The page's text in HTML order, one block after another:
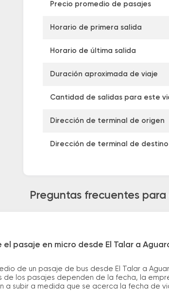
Precio promedio de pasajes
Horario de primera salida
Horario de última salida
Duración aproximada de viaje
Cantidad de salidas para este
Dirección de terminal de origen
Dirección de terminal de destino
Preguntas frecuentes
el pasaje en micro desde El Talar a
de un pasaje de bus desde El Talar a
de los pasajes dependen de la fecha, la
a subir a medida que se acerca la fecha de